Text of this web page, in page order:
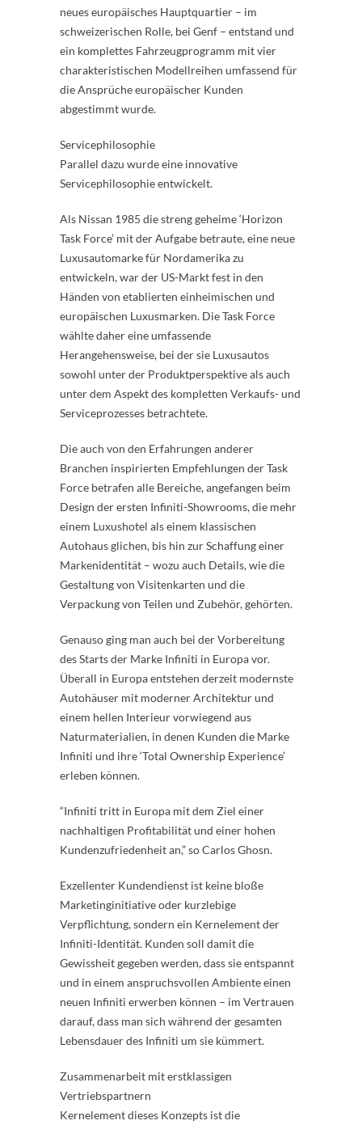
neues europäisches Hauptquartier – im
schweizerischen Rolle, bei Genf – entstand und
ein komplettes Fahrzeugprogramm mit vier
charakteristischen Modellreihen umfassend für
die Ansprüche europäischer Kunden
abgestimmt wurde.
Servicephilosophie
Parallel dazu wurde eine innovative
Servicephilosophie entwickelt.
Als Nissan 1985 die streng geheime ‘Horizon
Task Force’ mit der Aufgabe betraute, eine neue
Luxusautomarke für Nordamerika zu
entwickeln, war der US-Markt fest in den
Händen von etablierten einheimischen und
europäischen Luxusmarken. Die Task Force
wählte daher eine umfassende
Herangehensweise, bei der sie Luxusautos
sowohl unter der Produktperspektive als auch
unter dem Aspekt des kompletten Verkaufs- und
Serviceprozesses betrachtete.
Die auch von den Erfahrungen anderer
Branchen inspirierten Empfehlungen der Task
Force betrafen alle Bereiche, angefangen beim
Design der ersten Infiniti-Showrooms, die mehr
einem Luxushotel als einem klassischen
Autohaus glichen, bis hin zur Schaffung einer
Markenidentität – wozu auch Details, wie die
Gestaltung von Visitenkarten und die
Verpackung von Teilen und Zubehör, gehörten.
Genauso ging man auch bei der Vorbereitung
des Starts der Marke Infiniti in Europa vor.
Überall in Europa entstehen derzeit modernste
Autohäuser mit moderner Architektur und
einem hellen Interieur vorwiegend aus
Naturmaterialien, in denen Kunden die Marke
Infiniti und ihre ‘Total Ownership Experience’
erleben können.
“Infiniti tritt in Europa mit dem Ziel einer
nachhaltigen Profitabilität und einer hohen
Kundenzufriedenheit an,” so Carlos Ghosn.
Exzellenter Kundendienst ist keine bloße
Marketinginitiative oder kurzlebige
Verpflichtung, sondern ein Kernelement der
Infiniti-Identität. Kunden soll damit die
Gewissheit gegeben werden, dass sie entspannt
und in einem anspruchsvollen Ambiente einen
neuen Infiniti erwerben können – im Vertrauen
darauf, dass man sich während der gesamten
Lebensdauer des Infiniti um sie kümmert.
Zusammenarbeit mit erstklassigen
Vertriebspartnern
Kernelement dieses Konzepts ist die